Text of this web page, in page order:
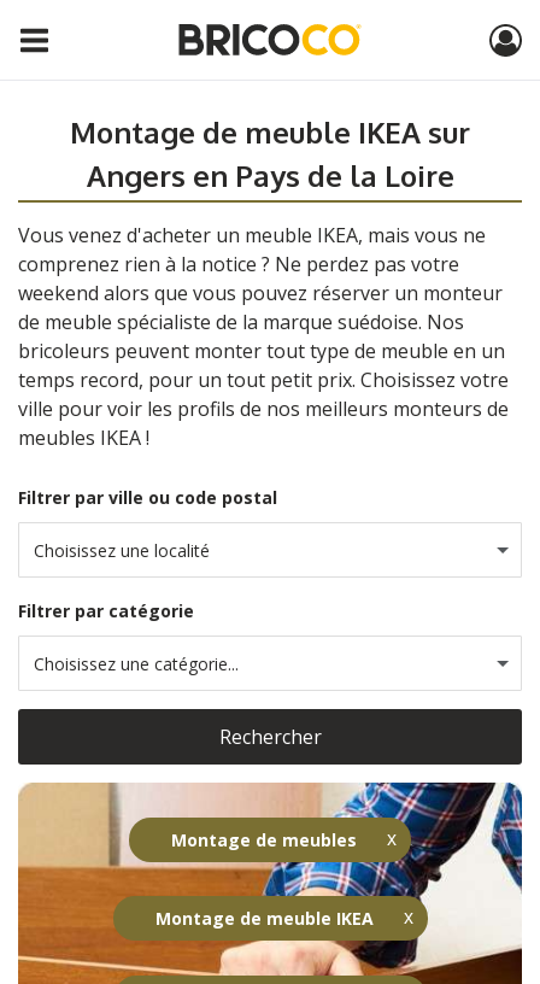
Montage de meubles
Montage de meuble IKEA
Montage de meuble IKEA sur
Angers en Pays de la Loire
Vous venez d'acheter un meuble IKEA, mais vous ne
comprenez rien à la notice ? Ne perdez pas votre
weekend alors que vous pouvez réserver un monteur
de meuble spécialiste de la marque suédoise. Nos
bricoleurs peuvent monter tout type de meuble en un
temps record, pour un tout petit prix. Choisissez votre
ville pour voir les profils de nos meilleurs monteurs de
meubles IKEA !
Filtrer par ville ou code postal
Choisissez une localité
Filtrer par catégorie
Choisissez une catégorie...
Rechercher